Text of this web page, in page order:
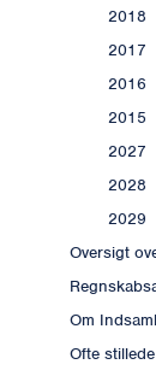
2018
2017
2016
2015
2027
2028
2029
Oversigt
Om
Ofte